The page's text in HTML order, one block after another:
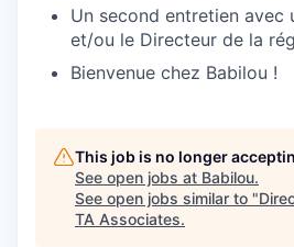
Un second entretien avec
et/ou le Directeur de la
Bienvenue chez Babilou !
This job is no longer
See open jobs at Babilou.
See open jobs similar to "
TA Associates.